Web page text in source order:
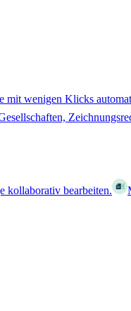
mit wenigen Klicks
kollaborativ bearbeiten.